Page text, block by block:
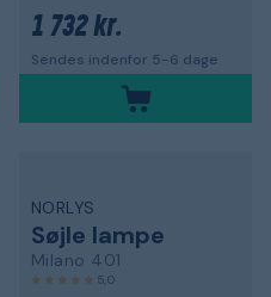
1 732 kr.
Sendes indenfor 5-6 dage
NORLYS
Søjle lampe
Milano 401
5,0